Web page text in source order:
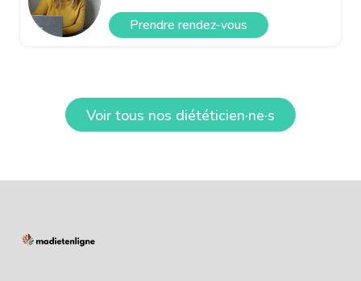
Prendre rendez-vous
Voir tous nos diététicien·ne·s